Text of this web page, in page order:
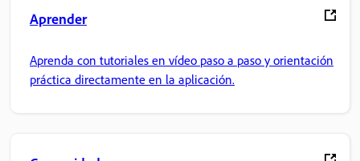
Aprender
Aprenda con tutoriales en vídeo paso a paso y orientación
práctica directamente en la aplicación.